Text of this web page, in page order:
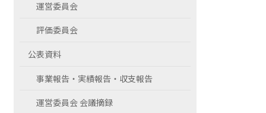
運営委員会
評価委員会
公表資料
事業報告・実績報告・収支報告
運営委員会 会議摘録